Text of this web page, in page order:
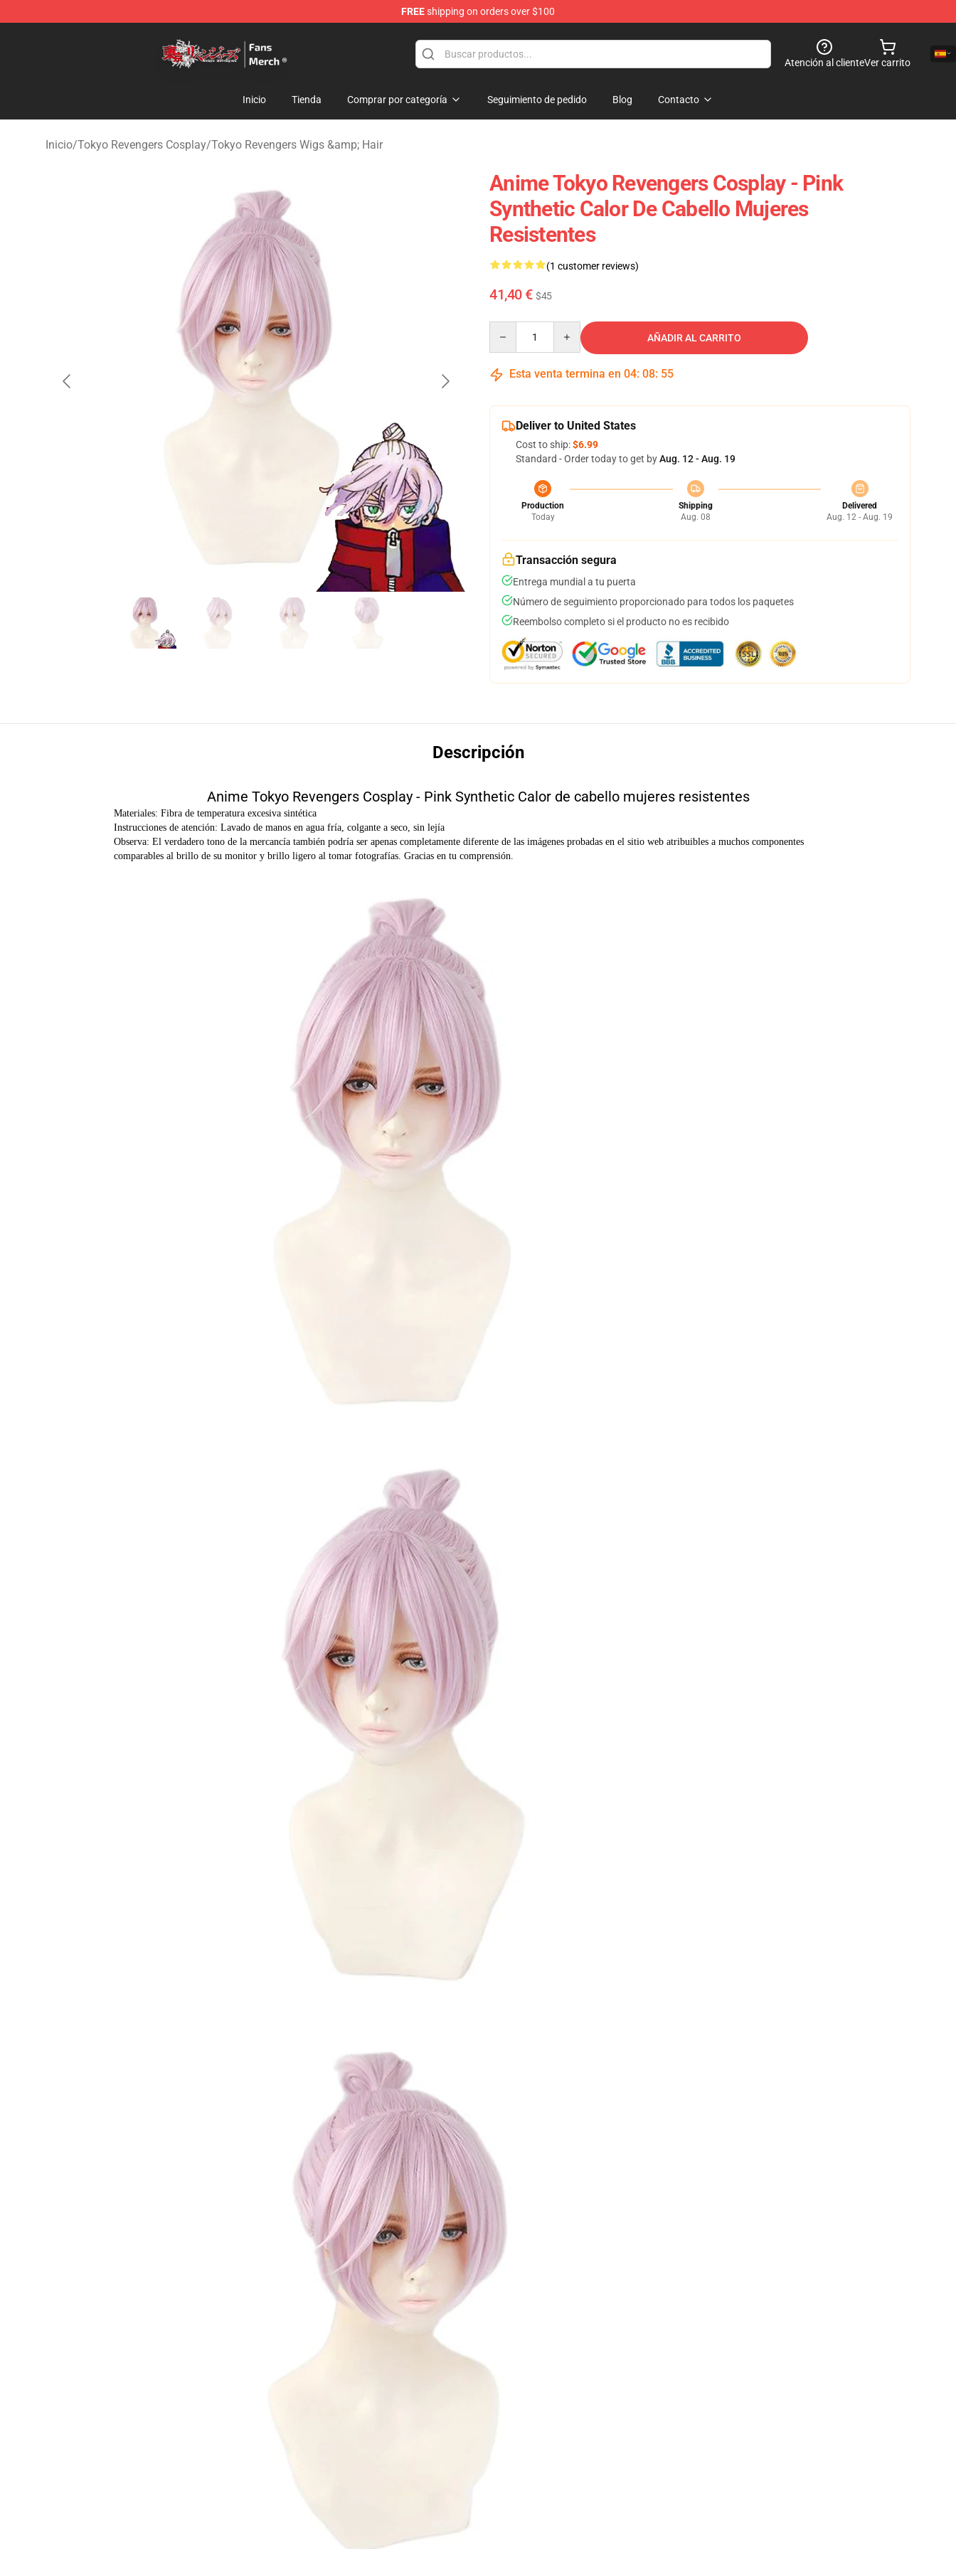
FREEshipping on orders over $100
Atención al clienteVer carrito
Inicio Tienda Comprar por categoría Seguimiento de pedido Blog Contacto
Inicio/Tokyo Revengers Cosplay/Tokyo Revengers Wigs &amp; Hair
Anime Tokyo Revengers Cosplay - Pink
Synthetic Calor De Cabello Mujeres
Resistentes
(1 customer reviews)
41,40 € $45
AÑADIR AL CARRITO
Esta venta termina en 04: 08: 54
Deliver to United States
Cost to ship:$6.99
Standard - Order today to get byAug. 12 - Aug. 19
Production
Today
Shipping
Aug. 08
Delivered
Aug. 12 - Aug. 19
Transacción segura
Entrega mundial a tu puerta
Número de seguimiento proporcionado para todos los paquetes
Reembolso completo si el producto no es recibido
Descripción
Anime Tokyo Revengers Cosplay - Pink Synthetic Calor de cabello mujeres resistentes
Materiales: Fibra de temperatura excesiva sintética
Instrucciones de atención: Lavado de manos en agua fría, colgante a seco, sin lejía
Observa: El verdadero tono de la mercancía también podría ser apenas completamente diferente de las imágenes probadas en el sitio web atribuibles a muchos componentes
comparables al brillo de su monitor y brillo ligero al tomar fotografías. Gracias en tu comprensión.